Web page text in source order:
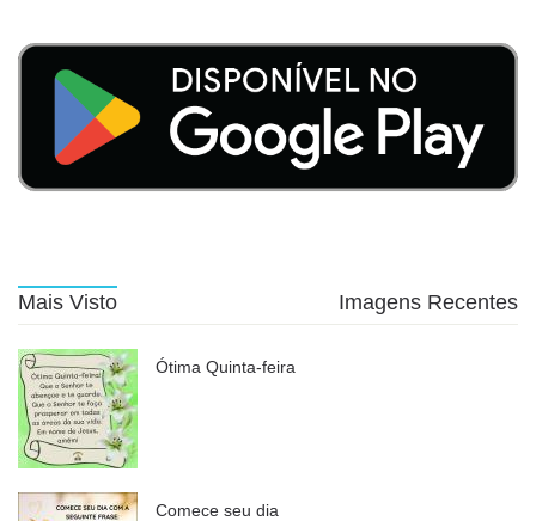
Mais Visto Imagens Recentes
Ótima Quinta-feira
Comece seu dia